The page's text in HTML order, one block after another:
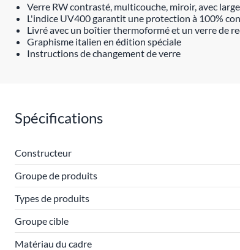
Verre RW contrasté, multicouche, miroir, avec
L'indice UV400 garantit une protection à 100%
Livré avec un boîtier thermoformé et un verre de
Graphisme italien en édition spéciale
Instructions de changement de verre
Spécifications
Constructeur
Groupe de produits
Types de produits
Groupe cible
Matériau du cadre